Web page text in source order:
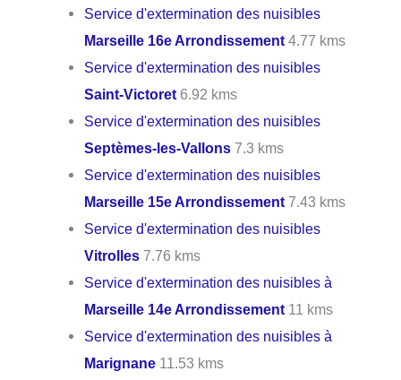
Service d'extermination des nuisibles
Marseille 16e Arrondissement 4.77 kms
Service d'extermination des nuisibles
Saint-Victoret 6.92 kms
Service d'extermination des nuisibles
Septèmes-les-Vallons 7.3 kms
Service d'extermination des nuisibles
Marseille 15e Arrondissement 7.43 kms
Service d'extermination des nuisibles
Vitrolles 7.76 kms
Service d'extermination des nuisibles à
Marseille 14e Arrondissement 11 kms
Service d'extermination des nuisibles à
Marignane 11.53 kms